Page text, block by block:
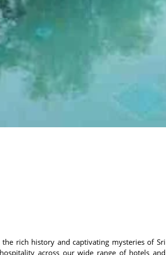
rich history and captivating mysteries of Sri
across our wide range of hotels and